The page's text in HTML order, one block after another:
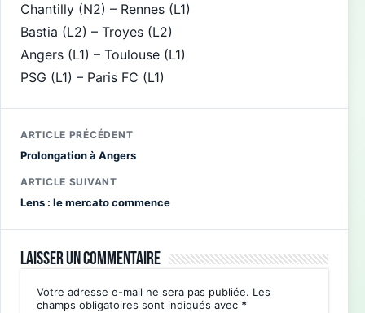
Chantilly (N2) – Rennes (L1)
Bastia (L2) – Troyes (L2)
Angers (L1) – Toulouse (L1)
PSG (L1) – Paris FC (L1)
ARTICLE PRÉCÉDENT
Prolongation à Angers
ARTICLE SUIVANT
Lens : le mercato commence
Laisser un commentaire
Votre adresse e-mail ne sera pas publiée. Les
champs obligatoires sont indiqués avec *